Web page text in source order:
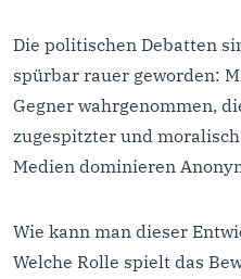
Die politischen Debatten
spürbar rauer geworden:
Gegner wahrgenommen,
zugespitzter und
Medien dominieren
Wie kann man dieser
Welche Rolle spielt das